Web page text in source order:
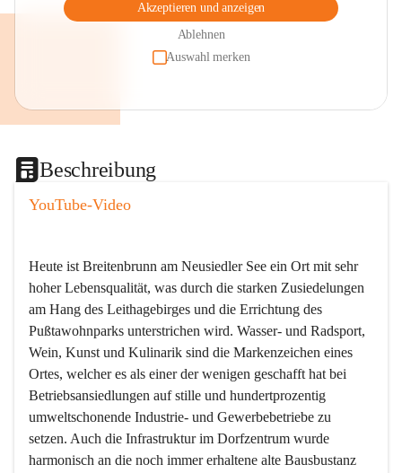
Akzeptieren und anzeigen
Ablehnen
Auswahl merken
Beschreibung
YouTube-Video
Heute ist Breitenbrunn am Neusiedler See ein Ort mit sehr
hoher Lebensqualität, was durch die starken Zusiedelungen
am Hang des Leithagebirges und die Errichtung des
Pußtawohnparks unterstrichen wird. Wasser- und Radsport,
Wein, Kunst und Kulinarik sind die Markenzeichen eines
Ortes, welcher es als einer der wenigen geschafft hat bei
Betriebsansiedlungen auf stille und hundertprozentig
umweltschonende Industrie- und Gewerbebetriebe zu
setzen. Auch die Infrastruktur im Dorfzentrum wurde
harmonisch an die noch immer erhaltene alte Bausbustanz